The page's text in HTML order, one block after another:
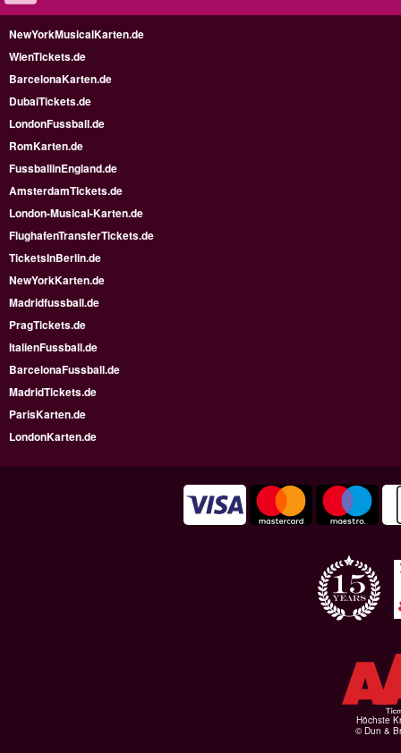
NewYorkMusicalKarten.de
WienTickets.de
BarcelonaKarten.de
DubaiTickets.de
LondonFussball.de
RomKarten.de
FussballinEngland.de
AmsterdamTickets.de
London-Musical-Karten.de
FlughafenTransferTickets.de
TicketsInBerlin.de
NewYorkKarten.de
Madridfussball.de
PragTickets.de
ItalienFussball.de
BarcelonaFussball.de
MadridTickets.de
ParisKarten.de
LondonKarten.de
Höchste
© Dun &